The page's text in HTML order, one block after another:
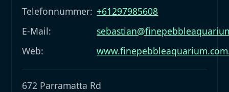
Telefonnummer: +61297985608
E-Mail:
Web:
672 Parramatta Rd